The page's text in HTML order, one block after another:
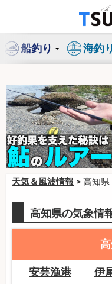
ン
ス
キ
ッ
プ
船釣り 海釣
天気＆風波情報 > 高知県
高知県の気象情
安芸漁港 伊